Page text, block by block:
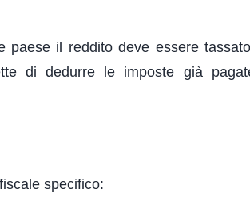
paese il reddito deve essere
di dedurre le imposte già
specifico: